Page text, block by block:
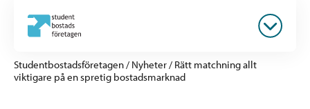
Studentbostadsföretagen/ Nyheter/ Rätt matchning allt
viktigare på en spretig bostadsmarknad